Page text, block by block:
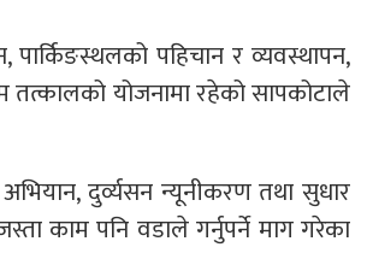
पहिचान र व्यवस्थापन,
तत्कालको योजनामा रहेको सापकोटाले
दुर्व्यसन न्यूनीकरण तथा सुधार
काम पनि वडाले गर्नुपर्ने माग गरेका